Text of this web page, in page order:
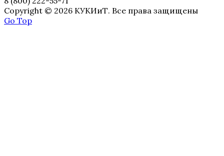
Copyright © 2026 КУКИиТ. Все права защищены
Go Top